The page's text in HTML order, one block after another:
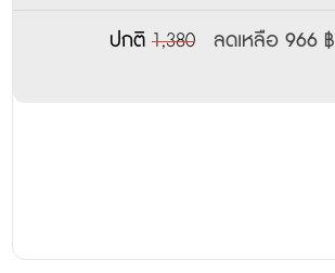
ปกติ 1,380 ลดเหลือ 966 ฿